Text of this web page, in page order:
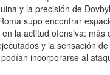
y la precisión de
supo encontrar
la actitud ofensiva: más
y la sensación
incorporarse al